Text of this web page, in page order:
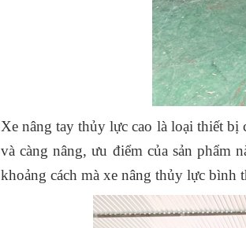
Xe nâng tay thủy lực cao là loại thiết
và càng nâng, ưu điểm của sản phẩm
khoảng cách mà xe nâng thủy lực bình